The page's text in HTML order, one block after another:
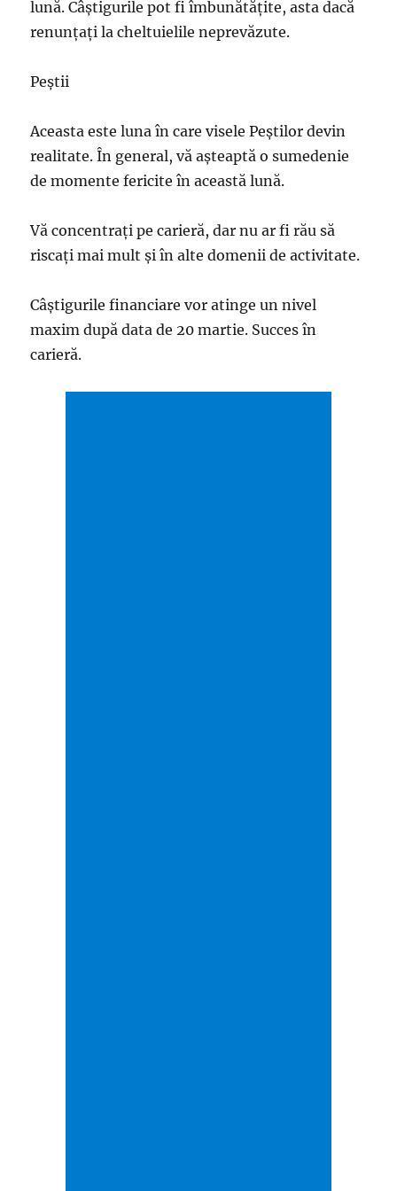
lună. Câştigurile pot fi îmbunătăţite, asta dacă
renunţaţi la cheltuielile neprevăzute.
Peştii
Aceasta este luna în care visele Peştilor devin
realitate. În general, vă aşteaptă o sumedenie
de momente fericite în această lună.
Vă concentraţi pe carieră, dar nu ar fi rău să
riscaţi mai mult şi în alte domenii de activitate.
Câştigurile financiare vor atinge un nivel
maxim după data de 20 martie. Succes în
carieră.